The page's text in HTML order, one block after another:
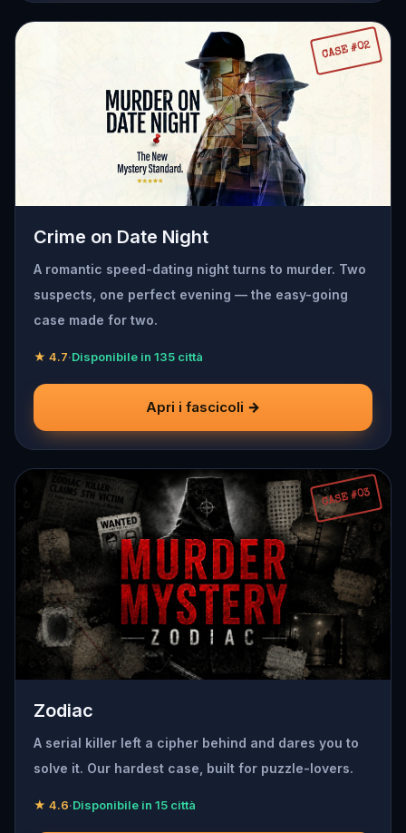
CASE #02
Crime on Date Night
A romantic speed-dating night turns to murder. Two
suspects, one perfect evening — the easy-going
case made for two.
★ 4.7·Disponibile in 135 città
Apri i fascicoli →
CASE #03
Zodiac
A serial killer left a cipher behind and dares you to
solve it. Our hardest case, built for puzzle-lovers.
★ 4.6·Disponibile in 15 città